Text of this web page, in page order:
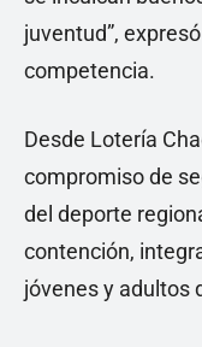
juventud”,
competencia.
Desde Lotería
compromiso de
del deporte
contención,
jóvenes y adultos